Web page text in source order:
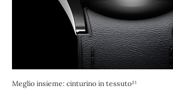
Meglio insieme: cinturino in tessuto²¹